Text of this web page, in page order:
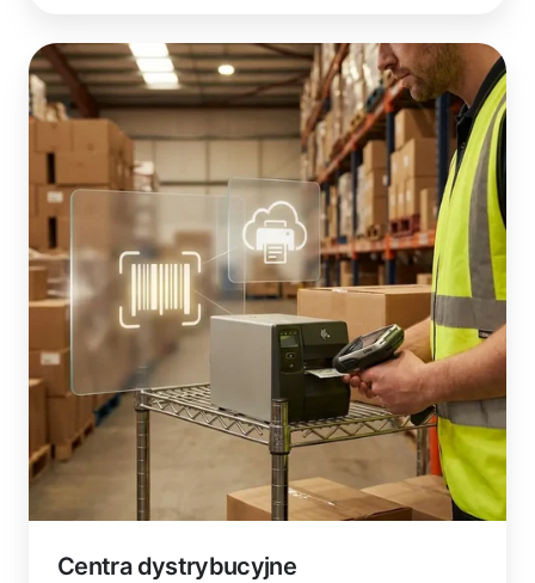
Centra dystrybucyjne
Centra
dystrybucyjne